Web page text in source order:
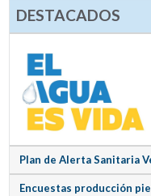
DESTACADOS
Plan de Alerta Sanitaria
Encuestas producción